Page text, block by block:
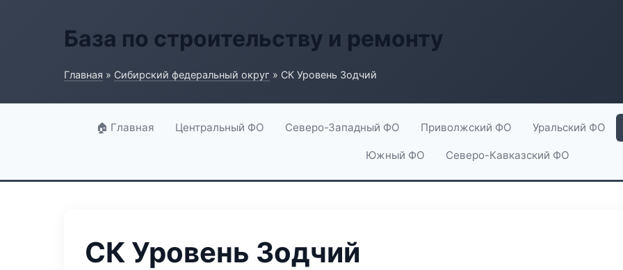
База по строительству и ремонту
Главная » Сибирский федеральный округ » СК Уровень Зодчий
🏠 Главная Центральный ФО Северо-Западный ФО Приволжский ФО Уральский ФО
Южный ФО Северо-Кавказский ФО
СК Уровень Зодчий